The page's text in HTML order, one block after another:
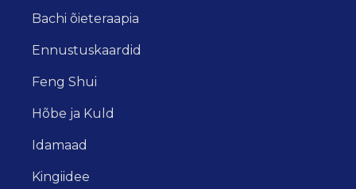
Bachi õieteraapia
Ennustuskaardid
Feng Shui
Hõbe ja Kuld
Idamaad
Kingiidee